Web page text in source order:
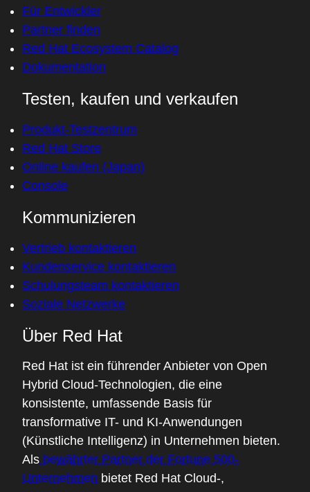
Für Entwickler
Partner finden
Red Hat Ecosystem Catalog
Dokumentation
Testen, kaufen und verkaufen
Produkt-Testzentrum
Red Hat Store
Online kaufen (Japan)
Console
Kommunizieren
Vertrieb kontaktieren
Kundenservice kontaktieren
Schulungsteam kontaktieren
Soziale Netzwerke
Über Red Hat
Red Hat ist ein führender Anbieter von Open
Hybrid Cloud-Technologien, die eine
konsistente, umfassende Basis für
transformative IT- und KI-Anwendungen
(Künstliche Intelligenz) in Unternehmen bieten.
Als bewährter Partner der Fortune 500-
Unternehmen bietet Red Hat Cloud-,